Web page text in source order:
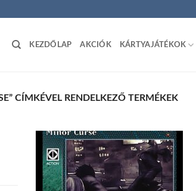
KEZDŐLAP AKCIÓK KÁRTYAJÁTÉKOK
CÍMKÉVEL RENDELKEZŐ TERMÉKEK
Add to
wishlist